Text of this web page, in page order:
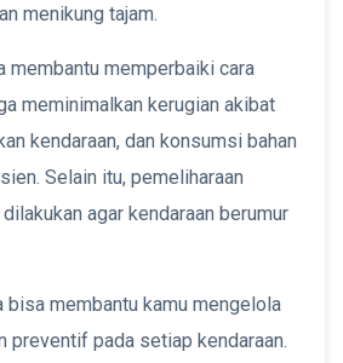
menikung tajam.
membantu memperbaiki cara
meminimalkan kerugian akibat
kendaraan, dan konsumsi bahan
Selain itu, pemeliharaan
agar kendaraan berumur
bisa membantu kamu mengelola
preventif pada setiap kendaraan.